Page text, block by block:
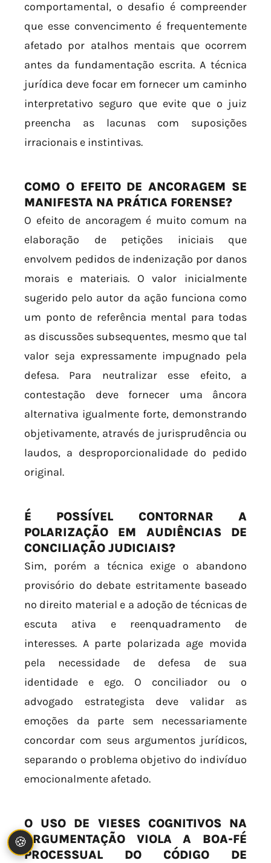
comportamental, o desafio é compreender
que esse convencimento é frequentemente
afetado por atalhos mentais que ocorrem
antes da fundamentação escrita. A técnica
jurídica deve focar em fornecer um caminho
interpretativo seguro que evite que o juiz
preencha as lacunas com suposições
irracionais e instintivas.
COMO O EFEITO DE ANCORAGEM SE
MANIFESTA NA PRÁTICA FORENSE?
O efeito de ancoragem é muito comum na
elaboração de petições iniciais que
envolvem pedidos de indenização por danos
morais e materiais. O valor inicialmente
sugerido pelo autor da ação funciona como
um ponto de referência mental para todas
as discussões subsequentes, mesmo que tal
valor seja expressamente impugnado pela
defesa. Para neutralizar esse efeito, a
contestação deve fornecer uma âncora
alternativa igualmente forte, demonstrando
objetivamente, através de jurisprudência ou
laudos, a desproporcionalidade do pedido
original.
É POSSÍVEL CONTORNAR A
POLARIZAÇÃO EM AUDIÊNCIAS DE
CONCILIAÇÃO JUDICIAIS?
Sim, porém a técnica exige o abandono
provisório do debate estritamente baseado
no direito material e a adoção de técnicas de
escuta ativa e reenquadramento de
interesses. A parte polarizada age movida
pela necessidade de defesa de sua
identidade e ego. O conciliador ou o
advogado estrategista deve validar as
emoções da parte sem necessariamente
concordar com seus argumentos jurídicos,
separando o problema objetivo do indivíduo
emocionalmente afetado.
O USO DE VIESES COGNITIVOS NA
ARGUMENTAÇÃO VIOLA A BOA-FÉ
PROCESSUAL DO CÓDIGO DE
🍪